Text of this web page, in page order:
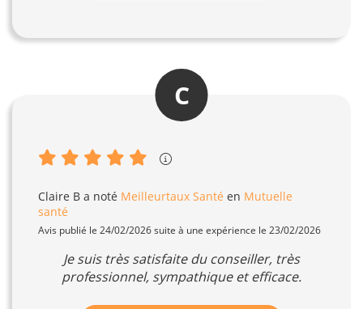
C
Claire B a noté Meilleurtaux Santé en Mutuelle
santé
Avis publié le 24/02/2026 suite à une expérience le 23/02/2026
Je suis très satisfaite du conseiller, très
professionnel, sympathique et efficace.